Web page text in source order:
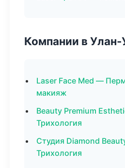
Компании в Улан-
Laser Face Med —
макияж
Beauty Premium
Трихология
Студия Diamond
Трихология